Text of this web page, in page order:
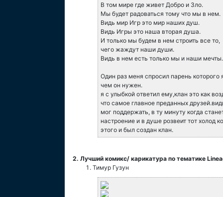
В том мире где живет Добро и Зло.
Мы будет радоваться тому что мы в нем.
Видь мир Игр это мир наших душ.
Видь Игры это наша вторая душа.
И только мы будем в нем строить все то,
чего жаждут наши души.
Видь в нем есть только мы и наши мечты.
Один раз меня спросил парень которого
чем он нужен.
я с улыбкой ответил ему,клан это как
что самое главное преданных
мог поддержать, в ту минуту когда
настроение и в душе розвеит тот холод
этого и был создан клан.
2. Лучший комикс/ карикатура по тематике
Тимур Гузун